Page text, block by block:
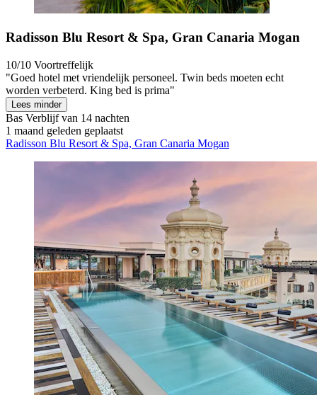
Radisson Blu Resort & Spa, Gran Canaria Mogan
10/10 Voortreffelijk
"Goed hotel met vriendelijk personeel. Twin beds moeten echt
worden verbeterd. King bed is prima"
Lees minder
Bas Verblijf van 14 nachten
1 maand geleden geplaatst
Radisson Blu Resort & Spa, Gran Canaria Mogan